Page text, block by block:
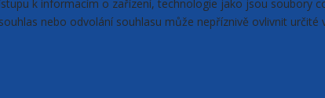
k informacím o zařízení, technologie jako jsou soubory
nebo odvolání souhlasu může nepříznivě ovlivnit určité